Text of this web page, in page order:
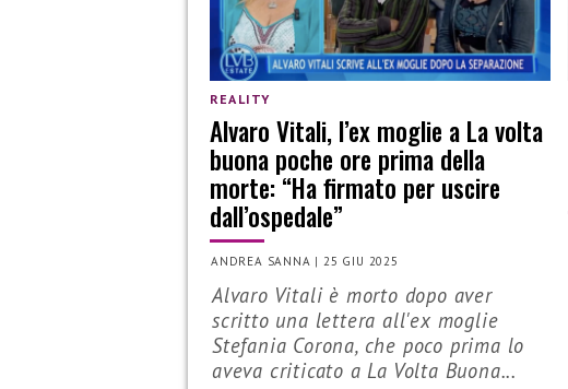
REALITY
Alvaro Vitali, l’ex moglie a La volta
buona poche ore prima della
morte: “Ha firmato per uscire
dall’ospedale”
ANDREA SANNA |25 GIU 2025
Alvaro Vitali è morto dopo aver
scritto una lettera all'ex moglie
Stefania Corona, che poco prima lo
aveva criticato a La Volta Buona...